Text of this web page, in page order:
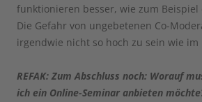
funktionieren besser, wie zum Beispiel
Die Gefahr von ungebetenen Co-
irgendwie nicht so hoch zu sein wie im
REFAK: Zum Abschluss noch: Worauf
ich ein Online-Seminar anbieten